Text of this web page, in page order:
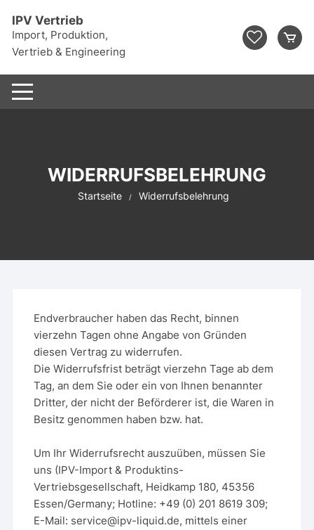
Inhalt
springen
IPV Vertrieb
Import, Produktion,
Vertrieb & Engineering
WIDERRUFSBELEHRUNG
Startseite Widerrufsbelehrung
Endverbraucher haben das Recht, binnen
vierzehn Tagen ohne Angabe von Gründen
diesen Vertrag zu widerrufen.
Die Widerrufsfrist beträgt vierzehn Tage ab dem
Tag, an dem Sie oder ein von Ihnen benannter
Dritter, der nicht der Beförderer ist, die Waren in
Besitz genommen haben bzw. hat.
Um Ihr Widerrufsrecht auszuüben, müssen Sie
uns (IPV-Import & Produktins-
Vertriebsgesellschaft, Heidkamp 180, 45356
Essen/Germany; Hotline: +49 (0) 201 8619 309;
E-Mail: service@ipv-liquid.de, mittels einer